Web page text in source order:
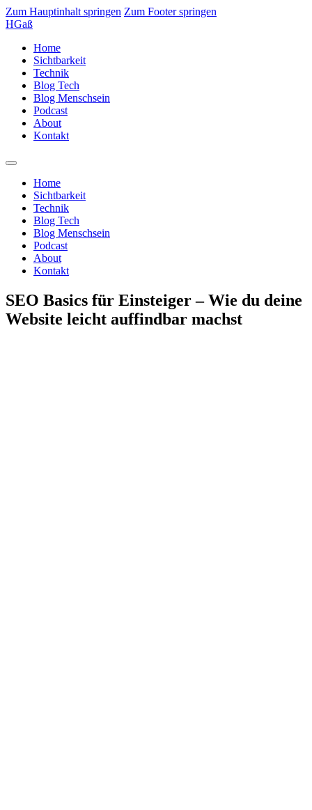
Zum Hauptinhalt springen Zum Footer springen
HGaß
Home
Sichtbarkeit
Technik
Blog Tech
Blog Menschsein
Podcast
About
Kontakt
Home
Sichtbarkeit
Technik
Blog Tech
Blog Menschsein
Podcast
About
Kontakt
SEO Basics für Einsteiger – Wie du deine
Website leicht auffindbar machst